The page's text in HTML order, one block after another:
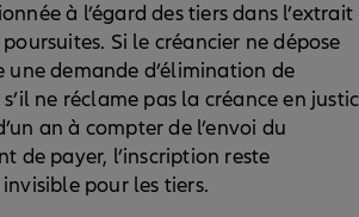
à l’égard des tiers dans l’extrait
Si le créancier ne dépose
une demande d’élimination de
ne réclame pas la créance en
an à compter de l’envoi du
de payer, l’inscription reste
pour les tiers.